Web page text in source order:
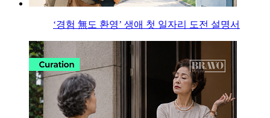
‘경험 無도 환영’ 생애 첫 일자리 도전 설명서